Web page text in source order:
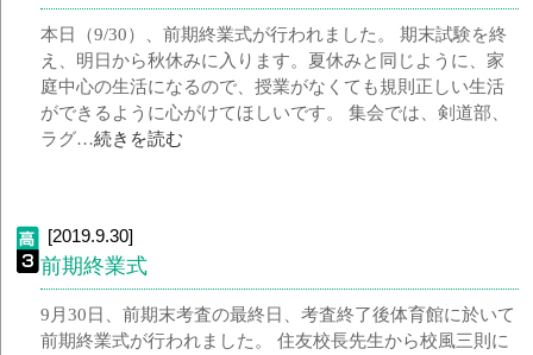
本日（9/30）、前期終業式が行われました。 期末試験を終
え、明日から秋休みに入ります。夏休みと同じように、家
庭中心の生活になるので、授業がなくても規則正しい生活
ができるように心がけてほしいです。 集会では、剣道部、
ラグ…続きを読む
[2019.9.30]
前期終業式
9月30日、前期末考査の最終日、考査終了後体育館に於いて
前期終業式が行われました。 住友校長先生から校風三則に